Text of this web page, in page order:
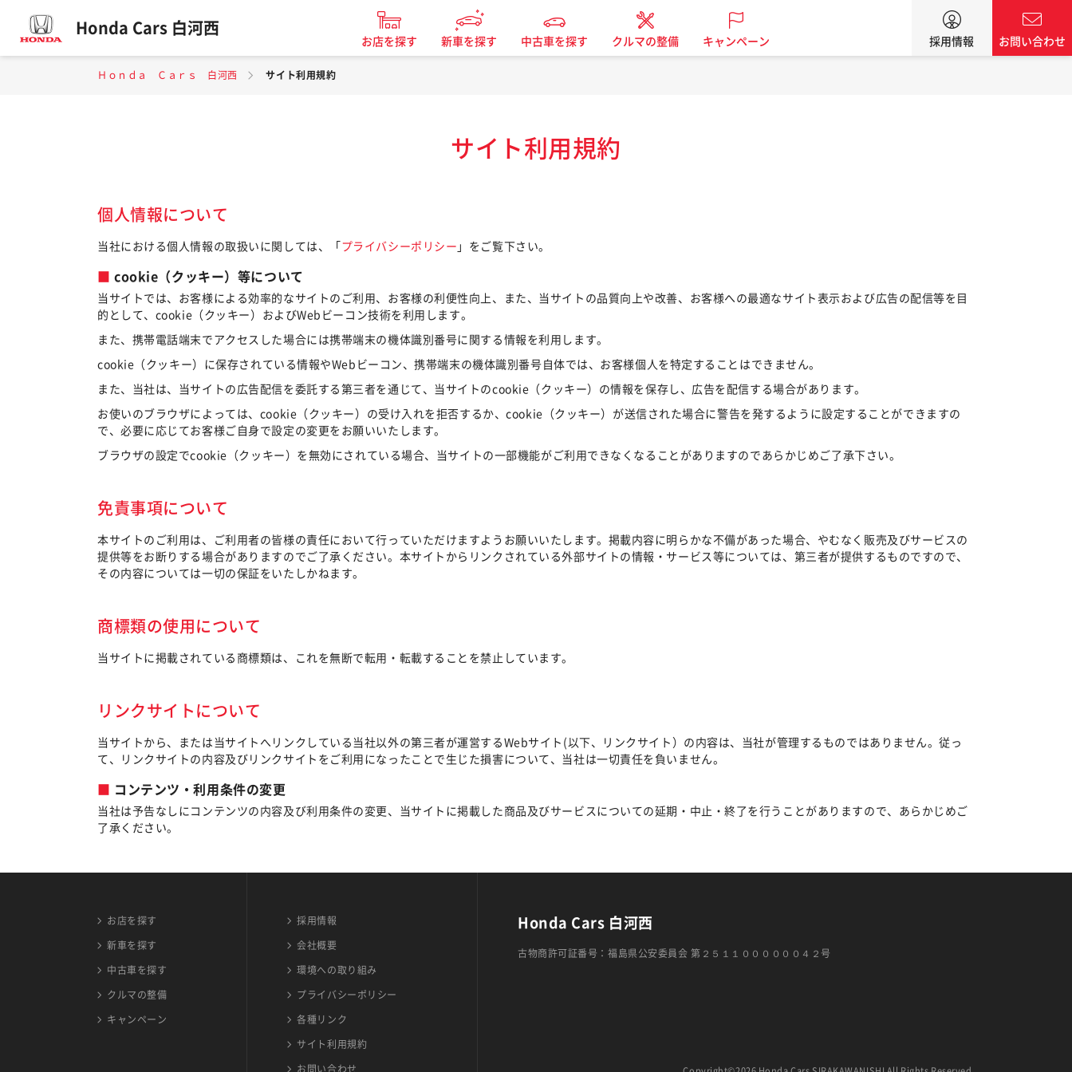
Honda Cars 白河西
お店を探す 新車を探す 中古車を探す クルマの整備 キャンペーン 採用情報 お問い合わせ
Ｈｏｎｄａ Ｃａｒｓ 白河西 サイト利用規約
サイト利用規約
個人情報について
当社における個人情報の取扱いに関しては、「 プライバシーポリシー 」をご覧下さい。
cookie（クッキー）等について
当サイトでは、お客様による効率的なサイトのご利用、お客様の利便性向上、また、当サイトの品質向上や改善、お客様への最適なサイト表示および広告の配信等を目
的として、cookie（クッキー）およびWebビーコン技術を利用します。
また、携帯電話端末でアクセスした場合には携帯端末の機体識別番号に関する情報を利用します。
cookie（クッキー）に保存されている情報やWebビーコン、携帯端末の機体識別番号自体では、お客様個人を特定することはできません。
また、当社は、当サイトの広告配信を委託する第三者を通じて、当サイトのcookie（クッキー）の情報を保存し、広告を配信する場合があります。
お使いのブラウザによっては、cookie（クッキー）の受け入れを拒否するか、cookie（クッキー）が送信された場合に警告を発するように設定することができますの
で、必要に応じてお客様ご自身で設定の変更をお願いいたします。
ブラウザの設定でcookie（クッキー）を無効にされている場合、当サイトの一部機能がご利用できなくなることがありますのであらかじめご了承下さい。
免責事項について
本サイトのご利用は、ご利用者の皆様の責任において行っていただけますようお願いいたします。掲載内容に明らかな不備があった場合、やむなく販売及びサービスの
提供等をお断りする場合がありますのでご了承ください。本サイトからリンクされている外部サイトの情報・サービス等については、第三者が提供するものですので、
その内容については一切の保証をいたしかねます。
商標類の使用について
当サイトに掲載されている商標類は、これを無断で転用・転載することを禁止しています。
リンクサイトについて
当サイトから、または当サイトへリンクしている当社以外の第三者が運営するWebサイト(以下、リンクサイト）の内容は、当社が管理するものではありません。従っ
て、リンクサイトの内容及びリンクサイトをご利用になったことで生じた損害について、当社は一切責任を負いません。
コンテンツ・利用条件の変更
当社は予告なしにコンテンツの内容及び利用条件の変更、当サイトに掲載した商品及びサービスについての延期・中止・終了を行うことがありますので、あらかじめご
了承ください。
お店を探す
新車を探す
中古車を探す
クルマの整備
キャンペーン
採用情報
会社概要
環境への取り組み
プライバシーポリシー
各種リンク
サイト利用規約
お問い合わせ
Honda Cars 白河西
古物商許可証番号：福島県公安委員会 第２５１１００００００４２号